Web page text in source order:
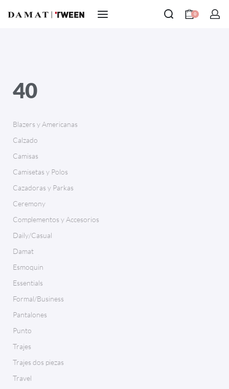
0
40
Blazers y Americanas
Calzado
Camisas
Camisetas y Polos
Cazadoras y Parkas
Ceremony
Complementos y Accesorios
Daily/Casual
Damat
Esmoquin
Essentials
Formal/Business
Pantalones
Punto
Trajes
Trajes dos piezas
Travel